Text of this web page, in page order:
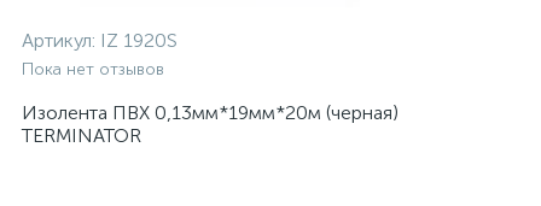
Артикул: IZ 1920S
Пока нет отзывов
Изолента ПВХ 0,13мм*19мм*20м (черная)
TERMINATOR